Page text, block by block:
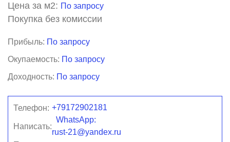
Цена за м2: По запросу
Покупка без комиссии
Прибыль: По запросу
Окупаемость: По запросу
Доходность: По запросу
Телефон:
Написать:
+79172902181
WhatsApp:
rust-21@yandex.ru